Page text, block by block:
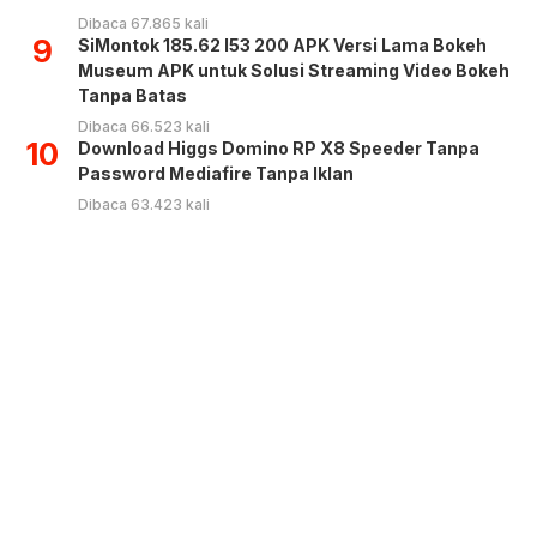
Dibaca 67.865 kali
9
SiMontok 185.62 l53 200 APK Versi Lama Bokeh
Museum APK untuk Solusi Streaming Video Bokeh
Tanpa Batas
Dibaca 66.523 kali
10
Download Higgs Domino RP X8 Speeder Tanpa
Password Mediafire Tanpa Iklan
Dibaca 63.423 kali